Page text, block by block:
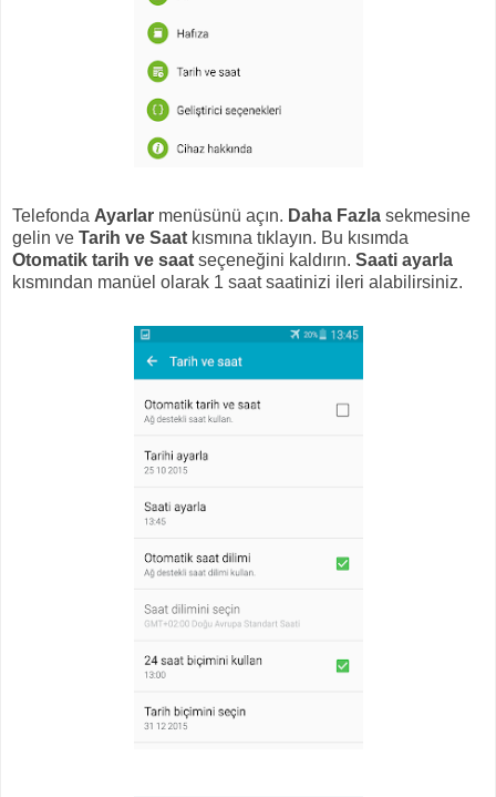
Telefonda Ayarlar menüsünü açın. Daha Fazla sekmesine
gelin ve Tarih ve Saat kısmına tıklayın. Bu kısımda
Otomatik tarih ve saat seçeneğini kaldırın. Saati ayarla
kısmından manüel olarak 1 saat saatinizi ileri alabilirsiniz.